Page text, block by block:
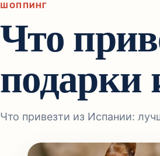
ШОППИНГ
Что
подарки
Что привезти из Испании: